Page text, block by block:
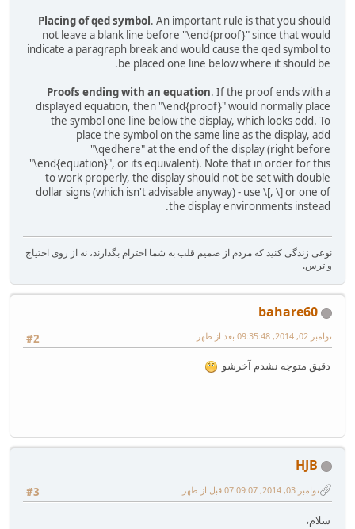
Placing of qed symbol. An important rule is that you should
not leave a blank line before "\end{proof}" since that would
indicate a paragraph break and would cause the qed symbol to
be placed one line below where it should be.
Proofs ending with an equation. If the proof ends with a
displayed equation, then "\end{proof}" would normally place
the symbol one line below the display, which looks odd. To
place the symbol on the same line as the display, add
"\qedhere" at the end of the display (right before
"\end{equation}", or its equivalent). Note that in order for this
to work properly, the display should not be set with double
dollar signs (which isn't advisable anyway) - use \[, \] or one of
the display environments instead.
نوعی زندگی کنید که مردم از صمیم قلب به شما احترام بگذارند، نه از روی احتیاج
و ترس.
bahare60
#2 نوامبر 02, 2014, 09:35:48 بعد از ظهر
دقیق متوجه نشدم آخرشو
HJB
#3 نوامبر 03, 2014, 07:09:07 قبل از ظهر
سلام،